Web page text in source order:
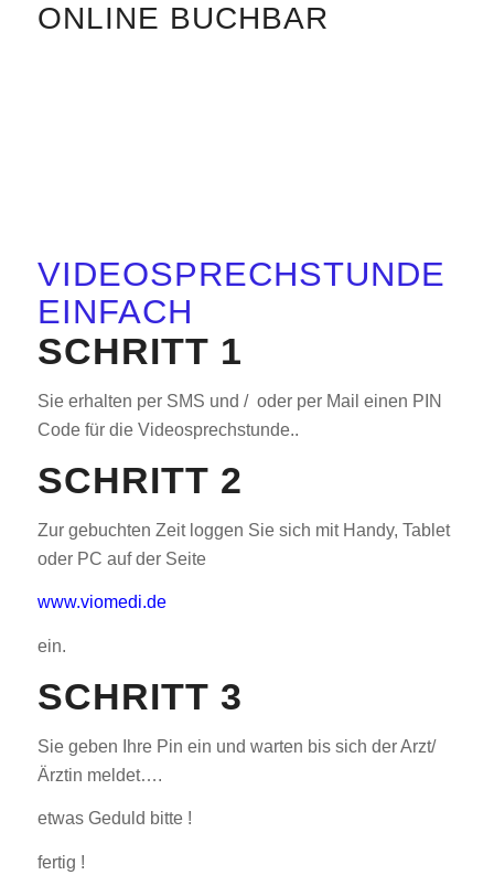
ONLINE BUCHBAR
VIDEOSPRECHSTUNDE
EINFACH
SCHRITT 1
Sie erhalten per SMS und / oder per Mail einen PIN
Code für die Videosprechstunde..
SCHRITT 2
Zur gebuchten Zeit loggen Sie sich mit Handy, Tablet
oder PC auf der Seite
www.viomedi.de
ein.
SCHRITT 3
Sie geben Ihre Pin ein und warten bis sich der Arzt/
Ärztin meldet….
etwas Geduld bitte !
fertig !